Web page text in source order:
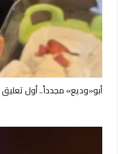
أبو«وديع» مجدداً.. أول